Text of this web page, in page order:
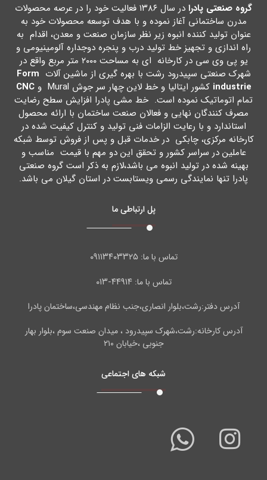
گروه صنعتی پادرا
در سال ۱۳۸۶ فعالیت خود را در عرصه محصولات
مدرن ساختمانی آغاز نموده و با هدف توسعه محصولات خود به
عنوان تولید کننده انبوه زیر نظر سازمان صنعت و معدن، اقدام به
راه اندازي و تجهیز خط تولید درب و پنجره دوجداره آلومینیومی و
یو پی وي سی در کارخانه اي به مساحت ۲۰۰۰ متر مربع واقع در
شهرك صنعتی سپیدرود رشت با بهره گیري از ماشین آلات Form
industrie کشور ایتالیا و خط لاین چهار سر جوش Mural و
CNC
تمام اتوماتیک نموده است. خط مشی پادرا افزایش سطح رضایت
مصرف کنندگان نهایی و فعالان صنعت ساختمان با ارائه محصول
استاندارد و با رعایت الزامات فنی تولید و کنترل کیفیت شده در
کارخانه مرکزي، چابکی در خدمات قبل و پس از فروش توسط شبکه
عاملین در سراسر کشور و تحقق این دو مهم با قیمت مناسب و
بهینه شده در تولید انبوه می باشد،لازم به ذکر است گروه صنعتی
پادرا تنها نمایندگی رسمی ویستابست در استان گیلان می باشد.
پل ارتباطی ما
تماس با ما:۰۹۱۱۳۴۰۳۳۲۵
تماس با ما: ۴۴۹۱۴-۰۱۳
آدرس دفتر:رشت،بلوار انصاری،جنب نظام مهندسی،ساختمان پادرا
آدرس کارخانه:رشت،شهرک سپیدرود ، میدان صنعت سوم ،بلوار بهار
جنوبی ،خیابان ۲۱۰
شبکه های اجتماعی